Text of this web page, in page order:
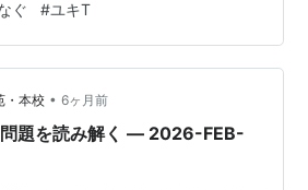
【今日のあなたへ】 今これを読
ぐ #ユキT
・本校 • 6ヶ月前
題を読み解く ― 2026-FEB-